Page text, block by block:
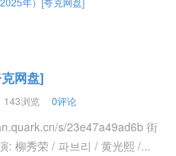
网盘]
143浏览 0评论
s/23e47a49ad6b 街
: 柳秀荣 / 파브리 / 黄光熙 /...